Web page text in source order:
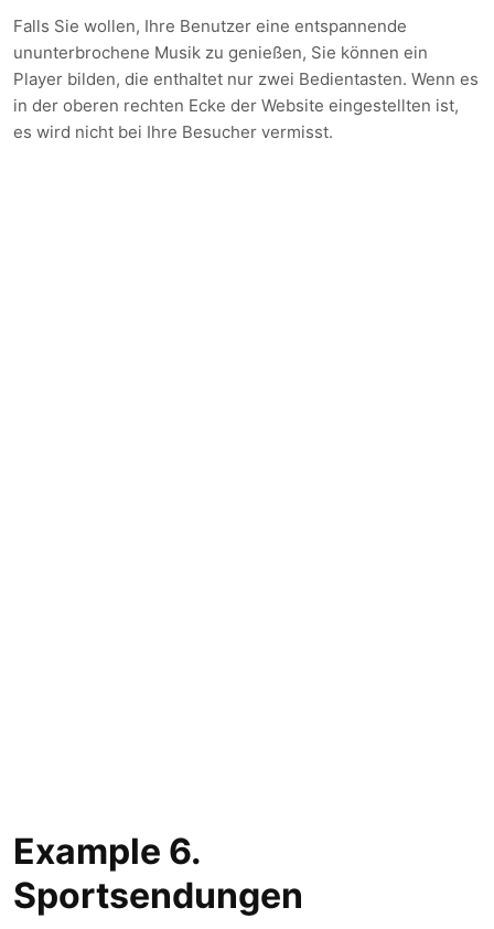
Falls Sie wollen, Ihre Benutzer eine entspannende
ununterbrochene Musik zu genießen, Sie können ein
Player bilden, die enthaltet nur zwei Bedientasten. Wenn es
in der oberen rechten Ecke der Website eingestellten ist,
es wird nicht bei Ihre Besucher vermisst.
Example 6.
Sportsendungen